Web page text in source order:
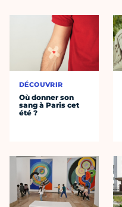
DÉCOUVRIR
Où donner son
sang à Paris cet
été ?